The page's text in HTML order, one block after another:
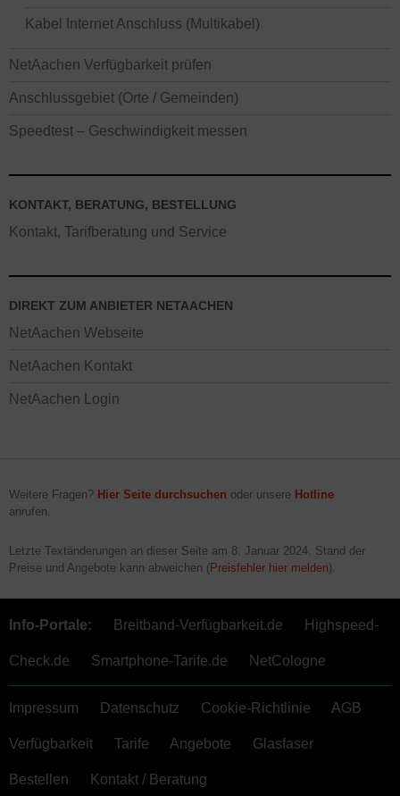
Kabel Internet Anschluss (Multikabel)
NetAachen Verfügbarkeit prüfen
Anschlussgebiet (Orte / Gemeinden)
Speedtest – Geschwindigkeit messen
KONTAKT, BERATUNG, BESTELLUNG
Kontakt, Tarifberatung und Service
DIREKT ZUM ANBIETER NETAACHEN
NetAachen Webseite
NetAachen Kontakt
NetAachen Login
Weitere Fragen? Hier Seite durchsuchen oder unsere Hotline
anrufen.
Letzte Textänderungen an dieser Seite am 8. Januar 2024. Stand der
Preise und Angebote kann abweichen (Preisfehler hier melden).
Info-Portale: Breitband-Verfügbarkeit.de Highspeed-
Check.de Smartphone-Tarife.de NetCologne
Impressum Datenschutz Cookie-Richtlinie AGB
Verfügbarkeit Tarife Angebote Glasfaser
Bestellen Kontakt / Beratung